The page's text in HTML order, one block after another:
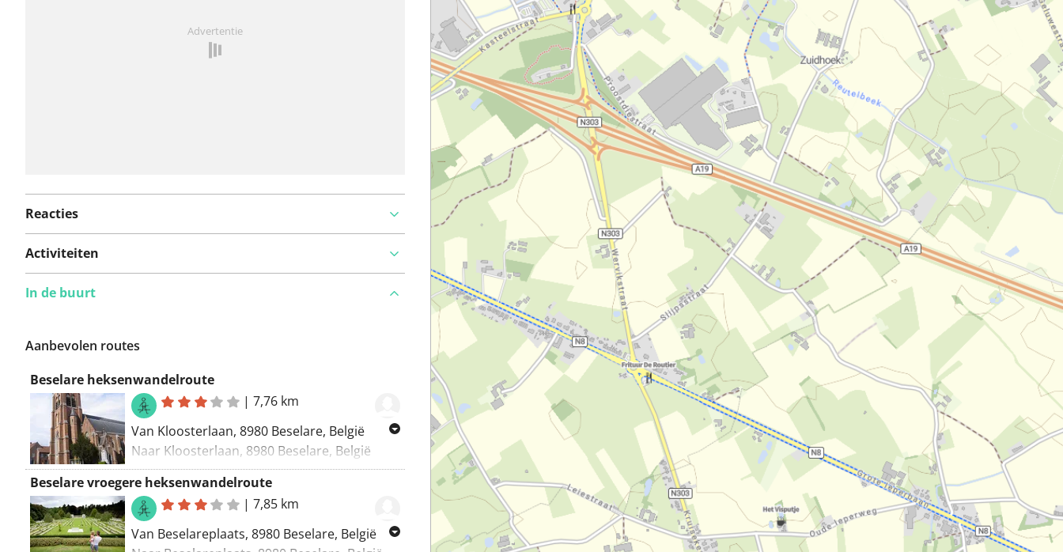
Advertentie
Reacties
Activiteiten
In de buurt
Aanbevolen routes
Beselare heksenwandelroute
|7,76 km
Van Kloosterlaan, 8980 Beselare, België
Naar Kloosterlaan, 8980 Beselare, België
Routering Wandel - mooiste
Beselare vroegere heksenwandelroute
|7,85 km
Van Beselareplaats, 8980 Beselare, België